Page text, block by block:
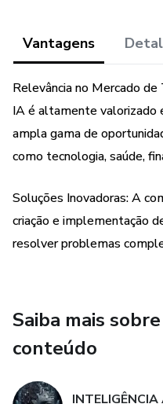
Vantagens
Relevância no Mercado
IA é altamente valorizado
ampla gama de
como tecnologia, saúde,
Soluções Inovadoras: A
criação e implementação
resolver problemas
Saiba mais
conteúdo